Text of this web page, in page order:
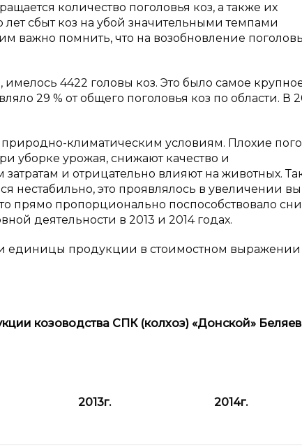
количество поголовья коз, а также их
сбыт коз на убой значительными темпами
важно помнить, что на возобновление
имелось 4422 головы коз. Это было самое
29 % от общего поголовья коз по области. В
климатическим условиям. Плохие
уборке урожая, снижают качество и
и отрицательно влияют на животных.
нестабильно, это проявлялось в увеличении
прямо пропорционально поспособствовало
деятельности в 2013 и 2014 годах.
единицы продукции в стоимостном выражении
козоводства СПК (колхоз) «Донской»
2013г. 2014г.